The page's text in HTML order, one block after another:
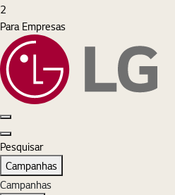
Cart
2
Para Empresas
Pesquisar
Iniciar sessão
MyLG
Cart
Close Menu
PesquisarPesquisar
Campanhas
Campanhas